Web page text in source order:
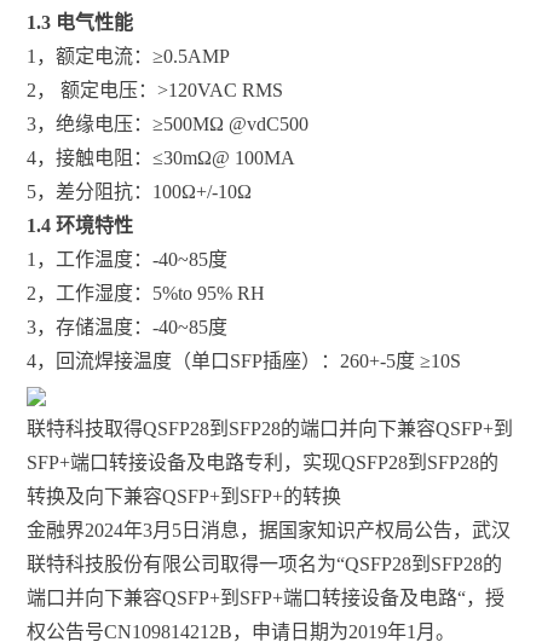
1.3 电气性能
1，额定电流：≥0.5AMP
2， 额定电压：>120VAC RMS
3，绝缘电压：≥500MΩ @vdC500
4，接触电阻：≤30mΩ@ 100MA
5，差分阻抗：100Ω+/-10Ω
1.4 环境特性
1，工作温度：-40~85度
2，工作湿度：5%to 95% RH
3，存储温度：-40~85度
4，回流焊接温度（单口SFP插座）：260+-5度 ≥10S
联特科技取得QSFP28到SFP28的端口并向下兼容QSFP+到
SFP+端口转接设备及电路专利，实现QSFP28到SFP28的
转换及向下兼容QSFP+到SFP+的转换
金融界2024年3月5日消息，据国家知识产权局公告，武汉
联特科技股份有限公司取得一项名为“QSFP28到SFP28的
端口并向下兼容QSFP+到SFP+端口转接设备及电路“，授
权公告号CN109814212B，申请日期为2019年1月。